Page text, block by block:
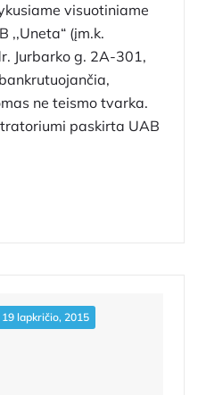
visuotiniame
,,Uneta“ (įm.k.
Jurbarko g. 2A-301,
ne teismo tvarka.
paskirta UAB
19 lapkričio, 2015